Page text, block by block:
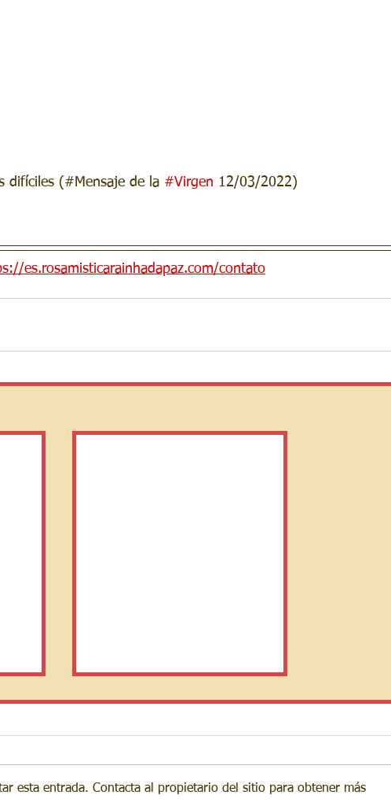
difíciles (#Mensaje de la #Virgen 12/03/2022)
es.rosamisticarainhadapaz.com/contato
esta entrada. Contacta al propietario del sitio para obtener más